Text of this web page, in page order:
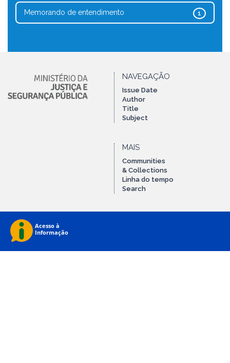
1
Memorando de entendimento
NAVEGAÇÃO
Issue Date
Author
Title
Subject
MAIS
Communities
& Collections
Linha do tempo
Search